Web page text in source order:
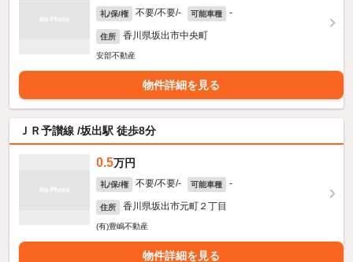
礼/保/権 不要/不要/- 可能車種 -
住所 香川県坂出市中央町
安部不動産
物件詳細を見る
ＪＲ予讃線 /坂出駅 徒歩8分
0.5万円
礼/保/権 不要/不要/- 可能車種 -
住所 香川県坂出市元町２丁目
(有)豊嶋不動産
物件詳細を見る